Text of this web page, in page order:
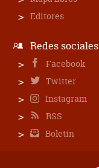
Editores
Redes sociales
Facebook
Twitter
Instagram
RSS
Boletín